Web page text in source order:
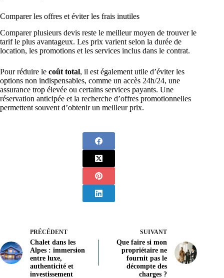
Comparer les offres et éviter les frais inutiles
Comparer plusieurs devis reste le meilleur moyen de trouver le
tarif le plus avantageux. Les prix varient selon la durée de
location, les promotions et les services inclus dans le contrat.
Pour réduire le coût total, il est également utile d’éviter les
options non indispensables, comme un accès 24h/24, une
assurance trop élevée ou certains services payants. Une
réservation anticipée et la recherche d’offres promotionnelles
permettent souvent d’obtenir un meilleur prix.
PRÉCÉDENT
Chalet dans les
Alpes : immersion
entre luxe,
authenticité et
investissement
SUIVANT
Que faire si mon
propriétaire ne
fournit pas le
décompte des
charges ?